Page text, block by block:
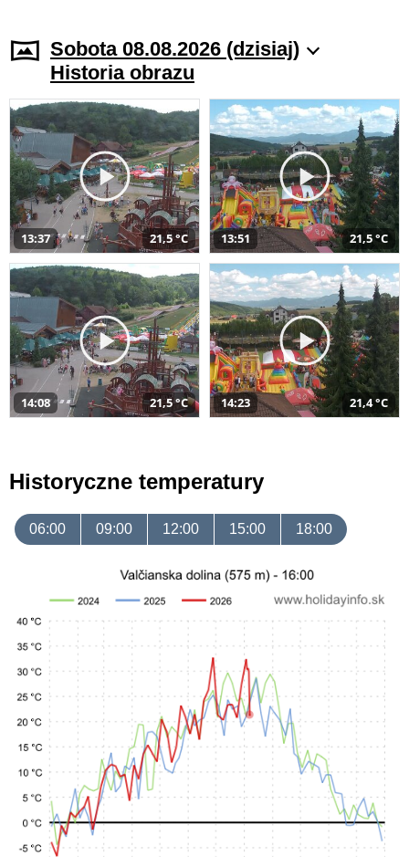
Sobota 08.08.2026 (dzisiaj)
Historia obrazu
13:37 21,5 °C 13:51 21,5 °C
14:08 21,5 °C 14:23 21,4 °C
Historyczne temperatury
06:00 09:00 12:00 15:00 18:00